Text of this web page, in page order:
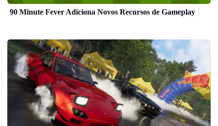
90 Minute Fever Adiciona Novos Recursos de Gameplay